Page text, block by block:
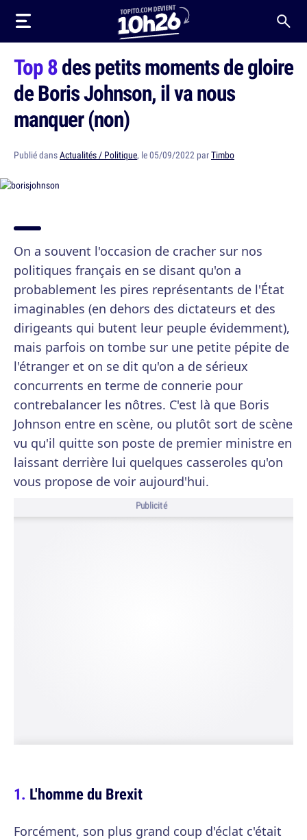
Top 8des petits moments de gloire
de Boris Johnson, il va nous
manquer (non)
Publié dansActualités / Politique, le 05/09/2022 parTimbo
On a souvent l'occasion de cracher sur nos
politiques français en se disant qu'on a
probablement les pires représentants de l'État
imaginables (en dehors des dictateurs et des
dirigeants qui butent leur peuple évidemment),
mais parfois on tombe sur une petite pépite de
l'étranger et on se dit qu'on a de sérieux
concurrents en terme de connerie pour
contrebalancer les nôtres. C'est là que Boris
Johnson entre en scène, ou plutôt sort de scène
vu qu'il quitte son poste de premier ministre en
laissant derrière lui quelques casseroles qu'on
vous propose de voir aujourd'hui.
Publicité
L'homme du Brexit
Forcément, son plus grand coup d'éclat c'était